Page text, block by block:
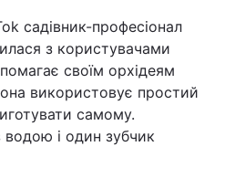
садівник-професіонал
з користувачами
своїм орхідеям
використовує простий
самому.
і один зубчик